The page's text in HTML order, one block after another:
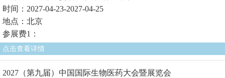
时间：2027-04-23-2027-04-25
地点：北京
参展费1：
点击查看详情
2027（第九届）中国国际生物医药大会暨展览会